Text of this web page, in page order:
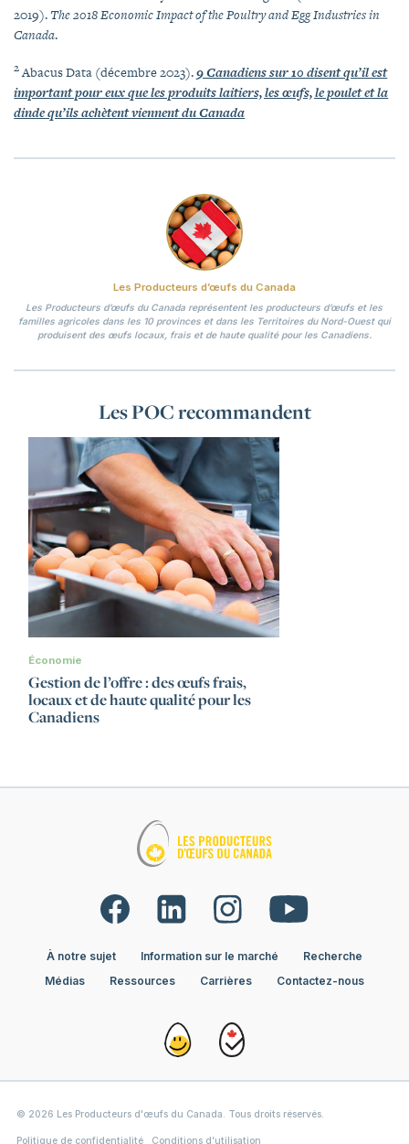
2019). The 2018 Economic Impact of the Poultry and Egg Industries in
Canada.
2Abacus Data (décembre 2023).9 Canadiens sur 10 disent qu’il est
important pour eux que les produits laitiers, les œufs, le poulet et la
dinde qu’ils achètent viennent du Canada
Les Producteurs d’œufs du Canada
Les Producteurs d’œufs du Canada représentent les producteurs d’œufs et les
familles agricoles dans les 10 provinces et dans les Territoires du Nord-Ouest qui
produisent des œufs locaux, frais et de haute qualité pour les Canadiens.
Les POC recommandent
Économie
Gestion de l’offre : des œufs frais,
locaux et de haute qualité pour les
Canadiens
À notre sujet Information sur le marché
Recherche
Médias
Ressources Carrières Contactez-nous
© 2026 Les Producteurs d'œufs du Canada. Tous droits réservés.
Politique de confidentialité Conditions d’utilisation